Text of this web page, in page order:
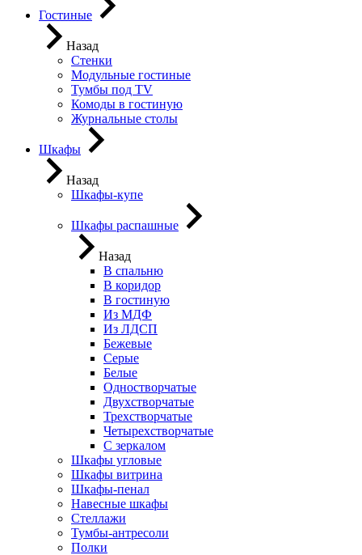
Гостиные
Назад
Стенки
Модульные гостиные
Тумбы под ТV
Комоды в гостиную
Журнальные столы
Шкафы
Назад
Шкафы-купе
Шкафы распашные
Назад
В спальню
В коридор
В гостиную
Из МДФ
Из ЛДСП
Бежевые
Серые
Белые
Одностворчатые
Двухстворчатые
Трехстворчатые
Четырехстворчатые
С зеркалом
Шкафы угловые
Шкафы витрина
Шкафы-пенал
Навесные шкафы
Стеллажи
Тумбы-антресоли
Полки